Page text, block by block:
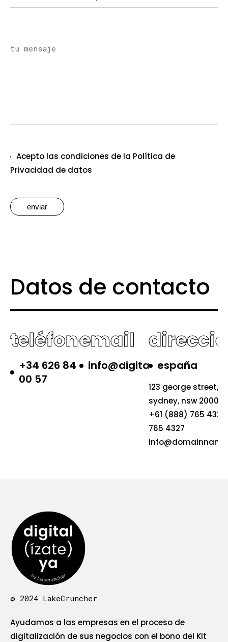
Acepto las condiciones de la Política de
Privacidad de datos
enviar
Datos de contacto
teléfono
+34 626 84
00 57
email
info@digitalizateya.es
españa
123 george street,
sydney, nsw 2000
+61 (888) 765
765 4327
© 2024 LakeCruncher
Ayudamos a las empresas en el proceso de
digitalización de sus negocios con el bono del Kit